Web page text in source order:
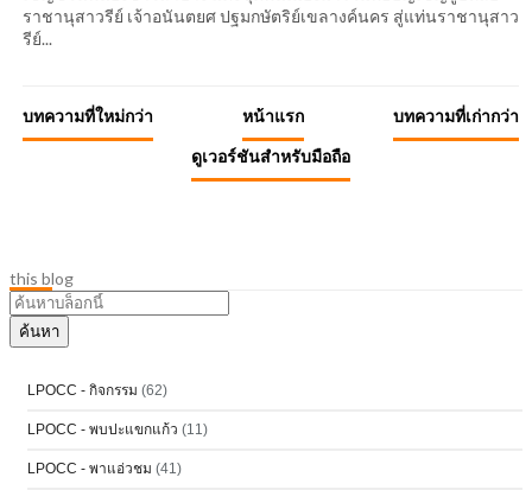
ราชานุสาวรีย์ เจ้าอนันตยศ ปฐมกษัตริย์เขลางค์นคร สู่แท่นราชานุสาว
รีย์...
บทความที่ใหม่กว่า บทความที่เก่ากว่า
หน้าแรก
ดูเวอร์ชันสำหรับมือถือ
this blog
LPOCC - กิจกรรม (62)
LPOCC - พบปะแขกแก้ว (11)
LPOCC - พาแอ่วชม (41)